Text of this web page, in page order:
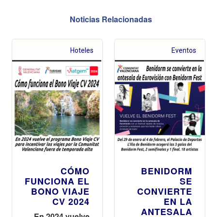
Noticias Relacionadas
Hoteles
CÓMO
FUNCIONA EL
BONO VIAJE
CV 2024
Eventos
BENIDORM
SE
CONVIERTE
EN LA
ANTESALA